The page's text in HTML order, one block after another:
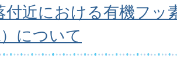
付近における有機フッ
について